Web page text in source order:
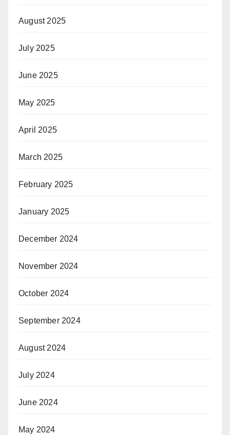
August 2025
July 2025
June 2025
May 2025
April 2025
March 2025
February 2025
January 2025
December 2024
November 2024
October 2024
September 2024
August 2024
July 2024
June 2024
May 2024